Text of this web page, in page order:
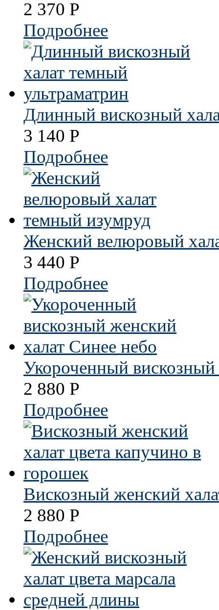
2 370 Р
Подробнее
Длинный вискозный
3 140 Р
Подробнее
Женский велюровый
3 440 Р
Подробнее
Укороченный
2 880 Р
Подробнее
Вискозный женский
2 880 Р
Подробнее